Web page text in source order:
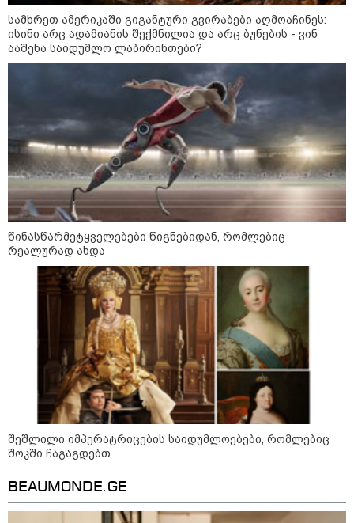
14 გარდაცვლილი, 22
დაშავებული, მასშტაბური
ხანძარი - რუსეთმა კიევზე
იერიში ბალისტიკური
რაკეტებით მიიტანა
14:13 / 04-08-2026
მორიგი თავდასხმა რუსეთში,
ნავთობგადამამუშავებელ
ქარხანაზე - რა დეტალებია
ცნობილი
09:20 / 04-08-2026
დაშავებული - რუსეთში
აცხადებენ, რომ უკრაინული
დრონი დამსვენებლებით სავსე
სანაპიროზე აფეთქდა (ვიდეო)
კატეგორიის ყველა სიახლე
სამხრეთ ამერიკაში გიგანტური გვირაბები აღმოაჩინეს:
ისინი არც ადამიანის შექმნილია და არც ბუნების - ვინ
ააშენა საიდუმლო ლაბირინთები?
წინასწარმეტყველებები წიგნებიდან, რომლებიც
რეალურად ახდა
შეშლილი იმპერატრიცების საიდუმლოებები, რომლებიც
შოკში ჩაგაგდებთ
BEAUMONDE.GE